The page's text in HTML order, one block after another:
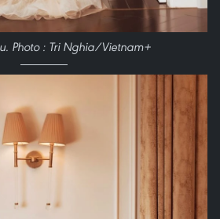
Photo : Tri Nghia/Vietnam+